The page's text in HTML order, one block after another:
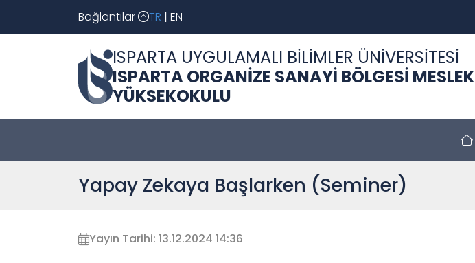
Bağlantılar TR | EN
ISPARTA UYGULAMALI BİLİMLER ÜNİVERSİTESİ
ISPARTA ORGANİZE SANAYİ BÖLGESİ MESLEK
YÜKSEKOKULU
Yapay Zekaya Başlarken (Seminer)
Yayın Tarihi: 13.12.2024 14:36